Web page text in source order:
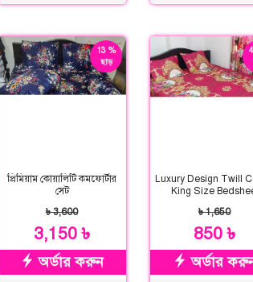
13 %
ছাড়
প্রিমিয়াম কোয়ালিটি কমফোর্টার
সেট
৳ 3,600
3,150 ৳
অর্ডার করুন
Luxury Design Twill
King Size
৳ 1,650
850 ৳
অর্ডার